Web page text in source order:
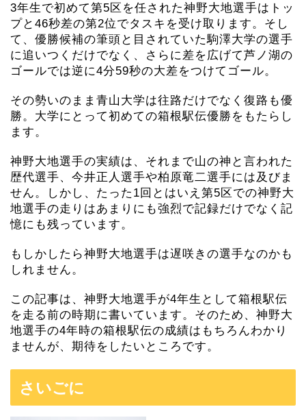
3年生で初めて第5区を任された神野大地選手はトッ
プと46秒差の第2位でタスキを受け取ります。そし
て、優勝候補の筆頭と目されていた駒澤大学の選手
に追いつくだけでなく、さらに差を広げて芦ノ湖の
ゴールでは逆に4分59秒の大差をつけてゴール。
その勢いのまま青山大学は往路だけでなく復路も優
勝。大学にとって初めての箱根駅伝優勝をもたらし
ます。
神野大地選手の実績は、それまで山の神と言われた
歴代選手、今井正人選手や柏原竜二選手には及びま
せん。しかし、たった1回とはいえ第5区での神野大
地選手の走りはあまりにも強烈で記録だけでなく記
憶にも残っています。
もしかしたら神野大地選手は遅咲きの選手なのかも
しれません。
この記事は、神野大地選手が4年生として箱根駅伝
を走る前の時期に書いています。そのため、神野大
地選手の4年時の箱根駅伝の成績はもちろんわかり
ませんが、期待をしたいところです。
さいごに